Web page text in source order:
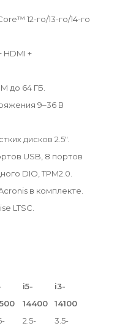
12-го/13-го/14-го
HDMI +
до 64 ГБ.
9–36 В
дисков 2.5".
USB, 8 портов
DIO, TPM2.0.
в комплекте.
LTSC.
i5-
14400
i3-
14100
2.5-
3.5-